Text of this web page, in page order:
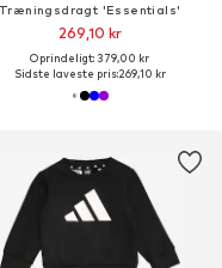
Træningsdragt 'Essentials'
269,10 kr
Oprindeligt: 379,00 kr
Sidste laveste pris:269,10 kr